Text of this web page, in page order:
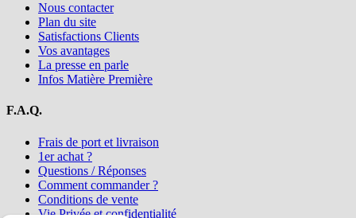
Nous contacter
Plan du site
Satisfactions Clients
Vos avantages
La presse en parle
Infos Matière Première
F.A.Q.
Frais de port et livraison
1er achat ?
Questions / Réponses
Comment commander ?
Conditions de vente
Vie Privée et confidentialité